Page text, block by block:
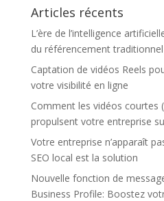
Articles récents
L’ère de l’intelligence
du référencement traditionnel
Captation de vidéos Reels
votre visibilité en ligne
Comment les vidéos courtes
propulsent votre entreprise
Votre entreprise n’apparaît
SEO local est la solution
Nouvelle fonction de
Business Profile: Boostez